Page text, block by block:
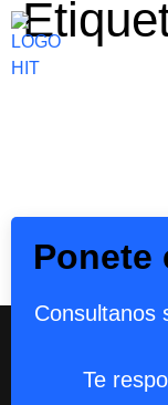
Ponete
Consultanos
Te